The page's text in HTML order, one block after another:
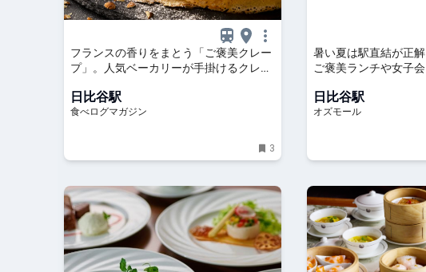
フランスの香りをまとう「ご褒美クレー
プ」。人気ベーカリーが手掛けるクレー
ログマガジン
日比谷駅
食べログマガジン
3
暑い夏は駅直結が正
ご褒美ランチや女子
日比谷駅
オズモール